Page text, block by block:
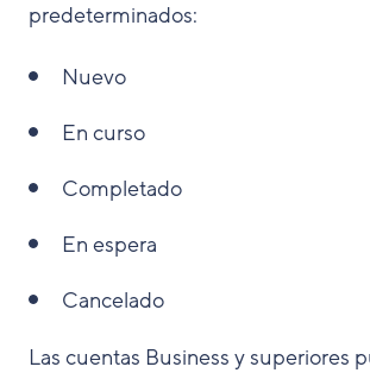
predeterminados:
Nuevo
En curso
Completado
En espera
Cancelado
Las cuentas Business y superiores